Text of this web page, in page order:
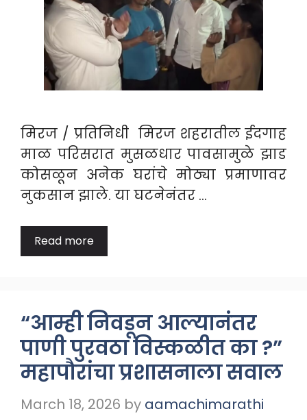
मिरज / प्रतिनिधी मिरज शहरातील ईदगाह
माळ परिसरात मुसळधार पावसामुळे झाड
कोसळून अनेक घरांचे मोठ्या प्रमाणावर
नुकसान झाले. या घटनेनंतर …
Read more
“आम्ही निवडून आल्यानंतर
पाणी पुरवठा विस्कळीत का ?”
महापौरांचा प्रशासनाला सवाल
March 18, 2026 by aamachimarathi